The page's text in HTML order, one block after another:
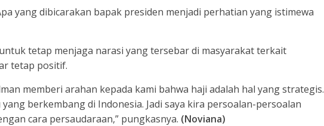
yang dibicarakan bapak presiden menjadi perhatian yang istimewa
tetap menjaga narasi yang tersebar di masyarakat terkait
tetap positif.
memberi arahan kepada kami bahwa haji adalah hal yang strategis.
berkembang di Indonesia. Jadi saya kira persoalan-persoalan
cara persaudaraan,” pungkasnya. (Noviana)